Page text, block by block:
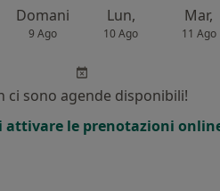
Domani
9 Ago
Lun,
10 Ago
Mar,
11 Ago
ci sono agende disponibili!
attivare le prenotazioni